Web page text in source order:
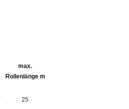
max.
Rollenlänge m
25